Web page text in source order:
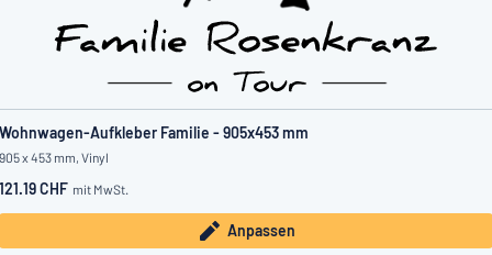
Wohnwagen-Aufkleber Familie - 905x453 mm
905 x 453 mm, Vinyl
121.19 CHF mit MwSt.
Anpassen